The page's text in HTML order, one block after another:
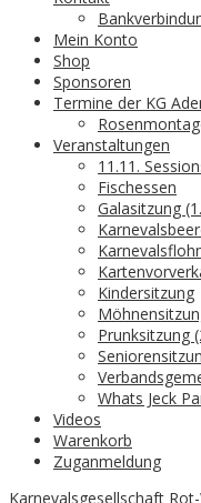
Mein Konto
Shop
Sponsoren
Termine der KG
Veranstaltungen
11.11.
Fischessen
Galasitzung
Kindersitzung
Prunksitzung
Whats Jeck
Videos
Warenkorb
Zuganmeldung
Karnevalsgesellschaft